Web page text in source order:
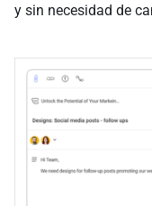
y sin necesidad de